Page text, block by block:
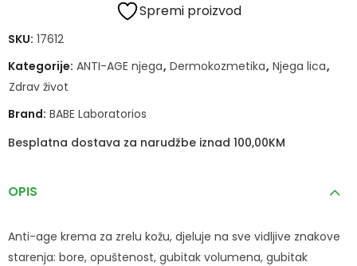
Spremi proizvod
SKU: 17612
Kategorije: ANTI-AGE njega, Dermokozmetika, Njega lica,
Zdrav život
Brand: BABE Laboratorios
Besplatna dostava za narudžbe iznad 100,00KM
OPIS
Anti-age krema za zrelu kožu, djeluje na sve vidljive znakove
starenja: bore, opuštenost, gubitak volumena, gubitak